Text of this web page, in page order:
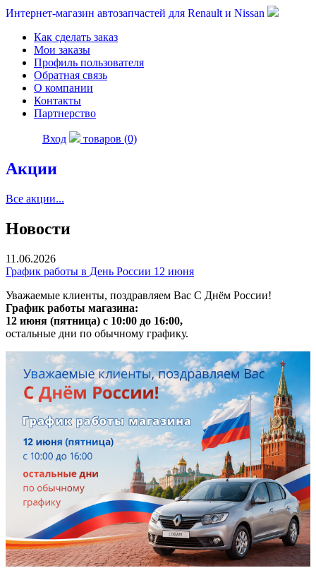
Интернет-магазин автозапчастей для Renault и Nissan
Как сделать заказ
Мои заказы
Профиль пользователя
Обратная связь
О компании
Контакты
Партнерство
Вход товаров (0)
Акции
Все акции...
Новости
11.06.2026
График работы в День России 12 июня
Уважаемые клиенты, поздравляем Вас С Днём России!
График работы магазина:
12 июня (пятница) с 10:00 до 16:00,
остальные дни по обычному графику.